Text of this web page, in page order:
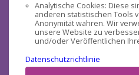
Analytische Cookies: Diese
anderen statistischen Tools
Anonymität wahren. Wir
unsere Website zu
und/oder Veröffentlichen
Datenschutzrichtlinie
Sozialen